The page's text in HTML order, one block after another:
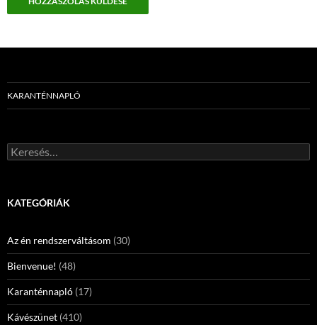
KARANTÉNNAPLÓ
Keresés:
KATEGÓRIÁK
Az én rendszerváltásom (30)
Bienvenue! (48)
Karanténnapló (17)
Kávészünet (410)